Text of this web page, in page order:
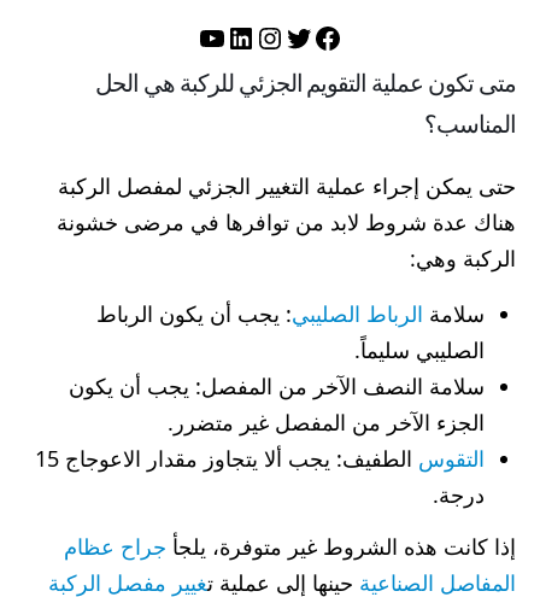
فيسبوك
تويترإنستجرام
لينكد إنيوتيوب
متى تكون عملية التقويم الجزئي للركبة هي الحل
المناسب؟
حتى يمكن إجراء عملية التغيير الجزئي لمفصل الركبة
هناك عدة شروط لابد من توافرها في مرضى خشونة
الركبة وهي:
سلامة الرباط الصليبي: يجب أن يكون الرباط
الصليبي سليماً.
سلامة النصف الآخر من المفصل: يجب أن يكون
الجزء الآخر من المفصل غير متضرر.
التقوس
الطفيف: يجب ألا يتجاوز مقدار الاعوجاج 15
درجة.
إذا كانت هذه الشروط غير متوفرة، يلجأ جراح عظام
المفاصل الصناعية حينها إلى عملية تغيير مفصل الركبة